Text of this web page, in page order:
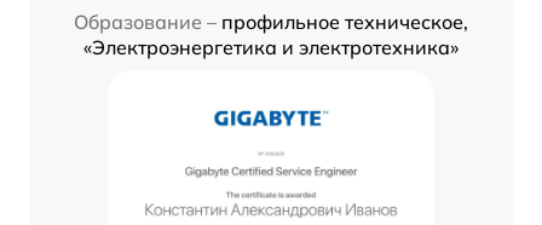
Образование – профильное техническое,
«Электроэнергетика и электротехника»